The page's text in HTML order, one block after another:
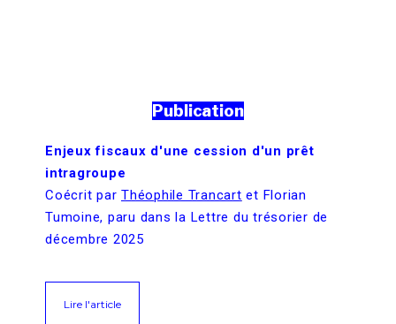
Publication
Enjeux fiscaux d'une cession d'un prêt
intragroupe
Coécrit par Théophile Trancart et Florian
Tumoine, paru dans la Lettre du trésorier de
décembre 2025
Lire l'article